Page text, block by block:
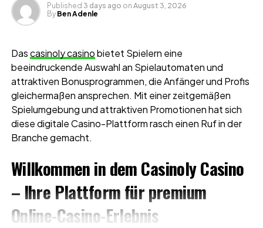
Published 3 days ago on August 3, 2026
By Ben Adenle
Dascasinoly casinobietet Spielern eine
beeindruckende Auswahl an Spielautomaten und
attraktiven Bonusprogrammen, die Anfänger und Profis
gleichermaßen ansprechen. Mit einer zeitgemäßen
Spielumgebung und attraktiven Promotionen hat sich
diese digitale Casino-Plattform rasch einen Ruf in der
Branche gemacht.
Willkommen in dem Casinoly Casino
– Ihre Plattform für premium
Online-Casino-Erlebnis